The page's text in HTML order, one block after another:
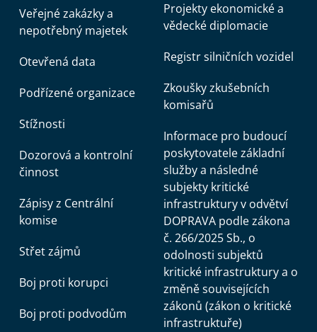
Veřejné zakázky a
nepotřebný majetek
Otevřená data
Podřízené organizace
Stížnosti
Dozorová a kontrolní
činnost
Zápisy z Centrální
komise
Střet zájmů
Boj proti korupci
Boj proti podvodům
Projekty ekonomické a
vědecké diplomacie
Registr silničních vozidel
Zkoušky zkušebních
komisařů
Informace pro budoucí
poskytovatele základní
služby a následné
subjekty kritické
infrastruktury v odvětví
DOPRAVA podle zákona
č. 266/2025 Sb., o
odolnosti subjektů
kritické infrastruktury a o
změně souvisejících
zákonů (zákon o kritické
infrastruktuře)